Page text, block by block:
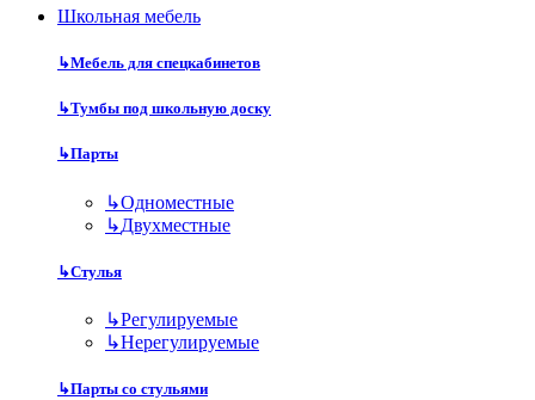
Школьная мебель
↳Мебель для спецкабинетов
↳Тумбы под школьную доску
↳Парты
↳Одноместные
↳Двухместные
↳Стулья
↳Регулируемые
↳Нерегулируемые
↳Парты со стульями